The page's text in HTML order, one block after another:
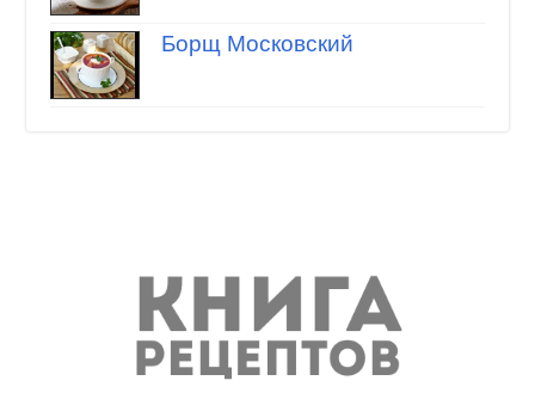
Борщ Московский